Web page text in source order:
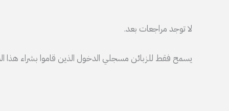
لا توجد مراجعات بعد.
يسمح فقط للزبائن مسجلي الدخول الذين قاموا بشراء هذا